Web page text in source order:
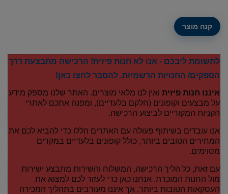
קנה מוצר
לתשומת ליבכם - אנו לא חנות פיזית! הרכישה מתבצעת דרך
הספקים/ החנויות הרשמיות. להסבר לחצו כאן!
איננו חנות פיזית ואין לנו מלאי מוצרים. האתר שלנו מספק מידע
על מבצעים וקופונים (חלקם בלעדיים), ומפנה אתכם לאתרי
הקניות המקוריים לביצוע הרכישה.
אנו עובדים בשיתוף פעולה עם האתרים הללו כדי להביא לכם את
המחירים הטובים ביותר, כולל קופונים בלעדיים במקרים
מסוימים.
עם זאת, כל הליך הרכישה, המשלוח והשירות מתבצע ישירות
מול החנות המוכרת. אנחנו כאן כדי לעזור לכם למצוא את
העסקאות הטובות ביותר, אך איננו מעורבים בתהליך המכירה